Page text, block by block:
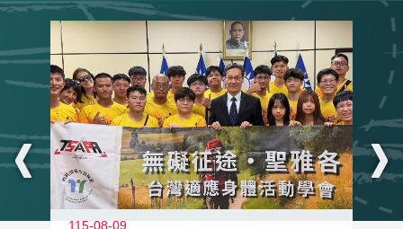
:::
115-08-09